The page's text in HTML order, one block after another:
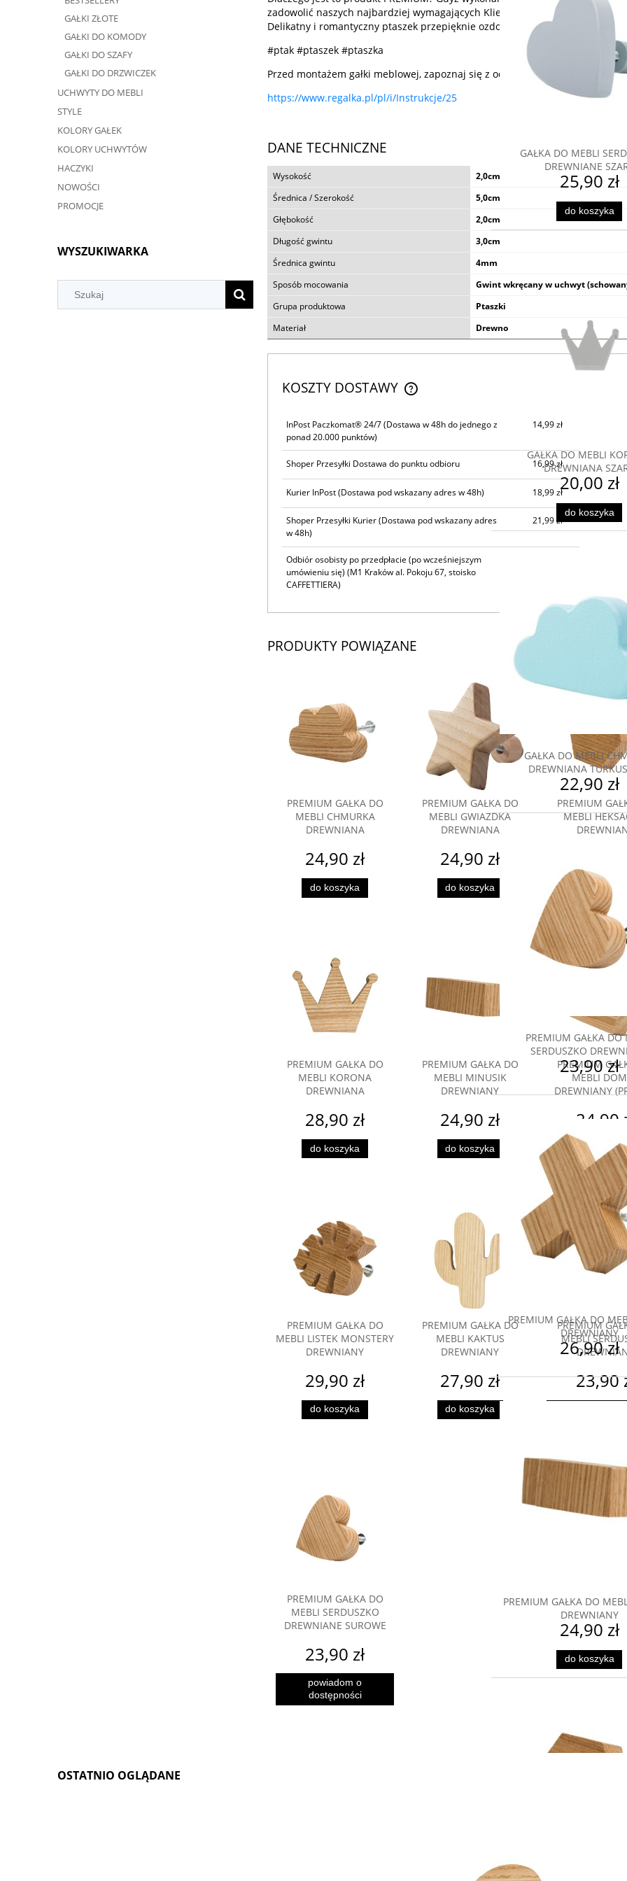
GAŁKI ZŁOTE
GAŁKI DO KOMODY
GAŁKI DO SZAFY
GAŁKI DO DRZWICZEK
UCHWYTY DO MEBLI
STYLE
KOLORY GAŁEK
KOLORY UCHWYTÓW
HACZYKI
NOWOŚCI
PROMOCJE
WYSZUKIWARKA
zadowolić naszych najbardziej wymagających Klientów. A do tego ten kształt!
Delikatny i romantyczny ptaszek przepięknie ozdobi niejedną szufladę czy
#ptak #ptaszek #ptaszka
Przed montażem gałki meblowej, zapoznaj się z odpowiednią instrukcją:
https://www.regalka.pl/pl/i/Instrukcje/25
DANE TECHNICZNE
Wysokość
2,0cm
Średnica / Szerokość
5,0cm
Głębokość
2,0cm
Długość gwintu
3,0cm
Średnica gwintu
4mm
Sposób mocowania
Gwint wkręcany w uchwyt
Grupa produktowa
Ptaszki
Materiał
Drewno
KOSZTY DOSTAWY
CENA NIE ZAWIERA EWENTUALNYCH
InPost Paczkomat® 24/7(Dostawa w 48h do jednego z
ponad 20.000 punktów)
14,99 zł
Shoper Przesyłki Dostawa do punktu odbioru 16,99 zł
Kurier InPost(Dostawa pod wskazany adres w 48h) 18,99 zł
Shoper Przesyłki Kurier(Dostawa pod wskazany adres
w 48h)
21,99 zł
Odbiór osobisty po przedpłacie (po wcześniejszym
umówieniu się) (M1 Kraków al. Pokoju 67, stoisko
CAFFETTIERA)
PRODUKTY POWIĄZANE
PREMIUM GAŁKA DO
MEBLI CHMURKA
DREWNIANA
24,90 zł
do koszyka
PREMIUM GAŁKA DO
MEBLI GWIAZDKA
DREWNIANA
24,90 zł
do koszyka
PREMIUM
MEBLI
do koszyka
PREMIUM GAŁKA DO
MEBLI KORONA
DREWNIANA
28,90 zł
do koszyka
PREMIUM GAŁKA DO
MEBLI MINUSIK
DREWNIANY
24,90 zł
do koszyka
PREMIUM
MEBLI
DREWNIANY
24,90
do
PREMIUM GAŁKA DO
MEBLI LISTEK MONSTERY
DREWNIANY
29,90 zł
do koszyka
PREMIUM GAŁKA DO
MEBLI KAKTUS
DREWNIANY
27,90 zł
do koszyka
PREMIUM
MEBLI
23,90
PREMIUM GAŁKA DO
MEBLI SERDUSZKO
DREWNIANE SUROWE
23,90 zł
powiadom o
dostępności
GAŁKA DO MEBLI
DREWNIANE
25,90 zł
do koszyka
GAŁKA DO MEBLI
DREWNIANA
20,00 zł
do koszyka
GAŁKA DO MEBLI
DREWNIANA
22,90 zł
PREMIUM GAŁKA DO
SERDUSZKO
23,90 zł
PREMIUM GAŁKA DO
DREWNIANY
26,90 zł
PREMIUM GAŁKA DO
DREWNIANY
24,90 zł
do koszyka
DREWNIANA GAŁKA DO
24,90 zł
OSTATNIO OGLĄDANE